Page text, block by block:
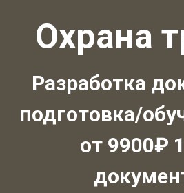
Охрана
Разработка
подготовка/
от 9900₽